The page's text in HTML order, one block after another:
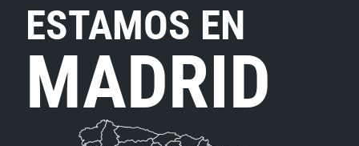
ESTAMOS EN
MADRID